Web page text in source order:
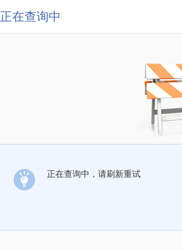
正在查询中
正在查询中，请刷新重试